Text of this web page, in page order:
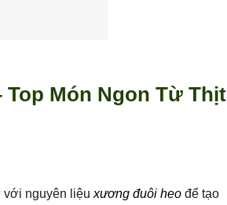
Món Ngon Từ Thịt
với nguyên liệu xương đuôi heo để tạo